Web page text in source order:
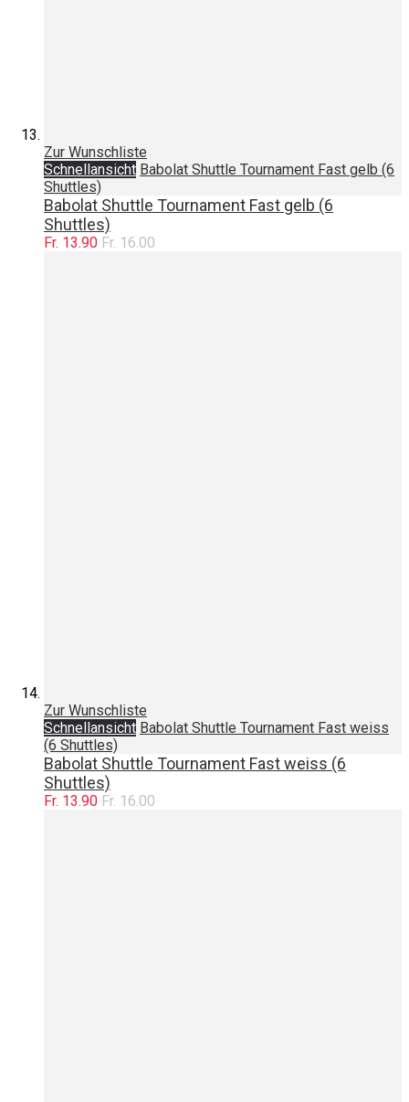
Zur Wunschliste
Schnellansicht Babolat Shuttle Tournament Fast gelb (6
Shuttles)
Babolat Shuttle Tournament Fast gelb (6
Shuttles)
Fr. 13.90 Fr. 16.00
Zur Wunschliste
Schnellansicht Babolat Shuttle Tournament Fast weiss
(6 Shuttles)
Babolat Shuttle Tournament Fast weiss (6
Shuttles)
Fr. 13.90 Fr. 16.00